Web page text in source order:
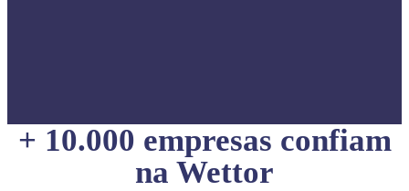
+ 10.000 empresas confiam
na Wettor